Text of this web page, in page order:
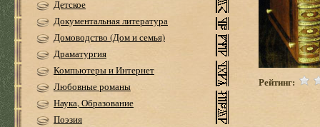
Детское
Документальная литература
Домоводство (Дом и семья)
Драматургия
Компьютеры и Интернет
Любовные романы
Наука, Образование
Поэзия
Рейтинг: